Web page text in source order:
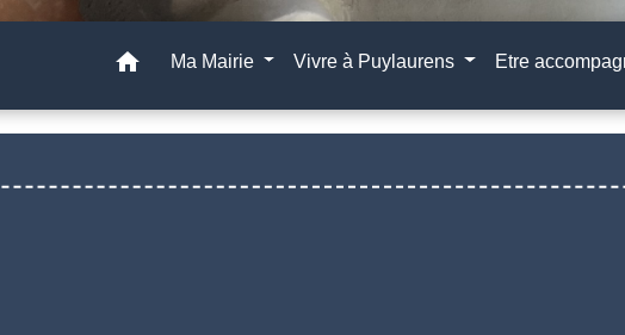
home Ma Mairie Vivre à Puylaurens Etre